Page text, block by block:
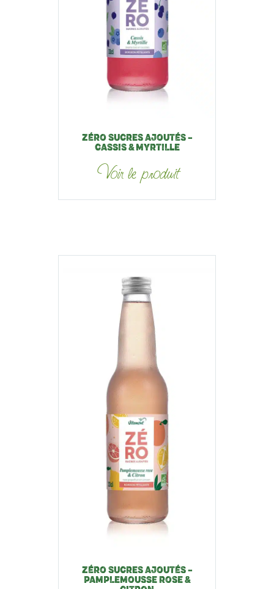
ZÉRO SUCRES AJOUTÉS –
CASSIS & MYRTILLE
Voir le produit
ZÉRO SUCRES AJOUTÉS –
PAMPLEMOUSSE ROSE &